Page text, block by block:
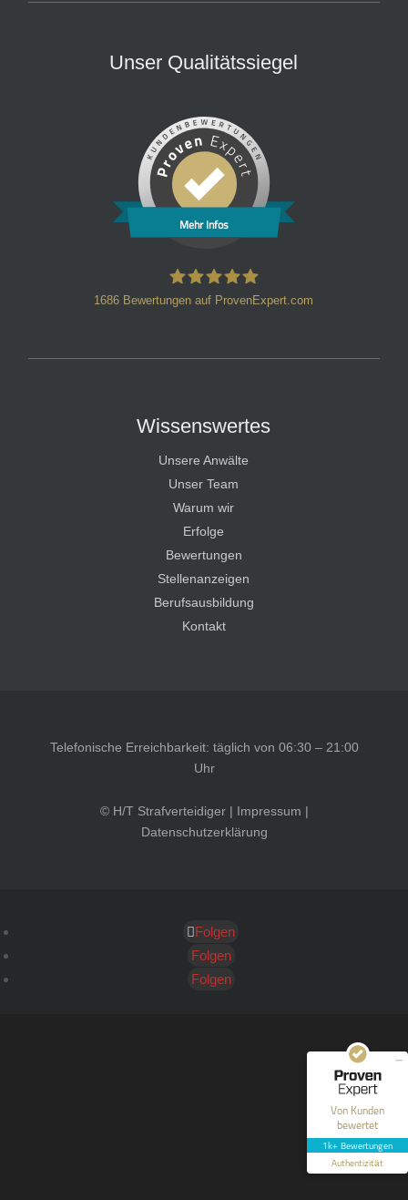
Unser Qualitätssiegel
Mehr Infos
1686 Bewertungen auf ProvenExpert.com
Wissenswertes
Unsere Anwälte
Unser Team
Warum wir
Erfolge
Bewertungen
Stellenanzeigen
Berufsausbildung
Kontakt
Telefonische Erreichbarkeit: täglich von 06:30 – 21:00
Uhr
© H/T Strafverteidiger | Impressum |
Datenschutzerklärung
Folgen
Folgen
Folgen
Von Kunden
bewertet
1k+ Bewertungen
Authentizität
Kundenbewertungen und Erfahrungen zu
SEHR GUT
40
Bewertungen auf
ProvenExpert.com
Blick aufs ProvenExpert-Profil werfen